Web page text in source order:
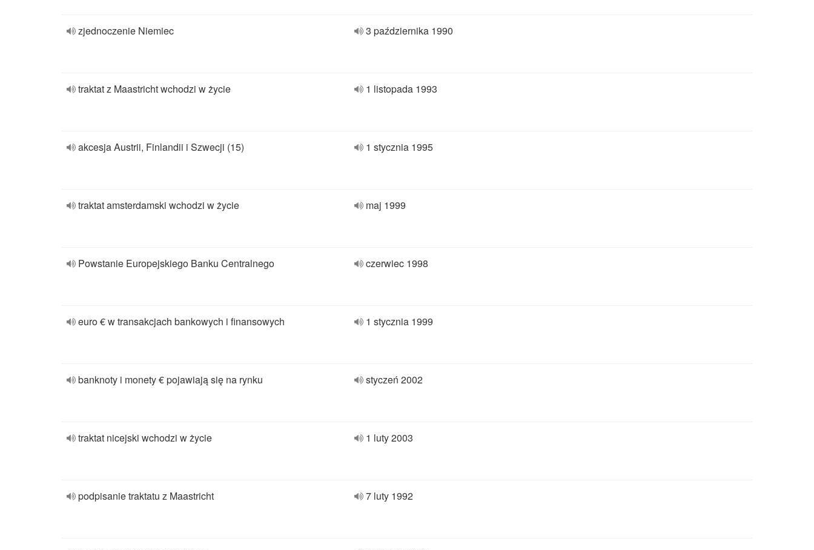
zjednoczenie Niemiec 3 października 1990
traktat z Maastricht wchodzi w życie 1 listopada 1993
akcesja Austrii, Finlandii i Szwecji (15) 1 stycznia 1995
traktat amsterdamski wchodzi w życie maj 1999
Powstanie Europejskiego Banku Centralnego czerwiec 1998
euro € w transakcjach bankowych i finansowych 1 stycznia 1999
banknoty i monety € pojawiają się na rynku styczeń 2002
traktat nicejski wchodzi w życie 1 luty 2003
podpisanie traktatu z Maastricht 7 luty 1992